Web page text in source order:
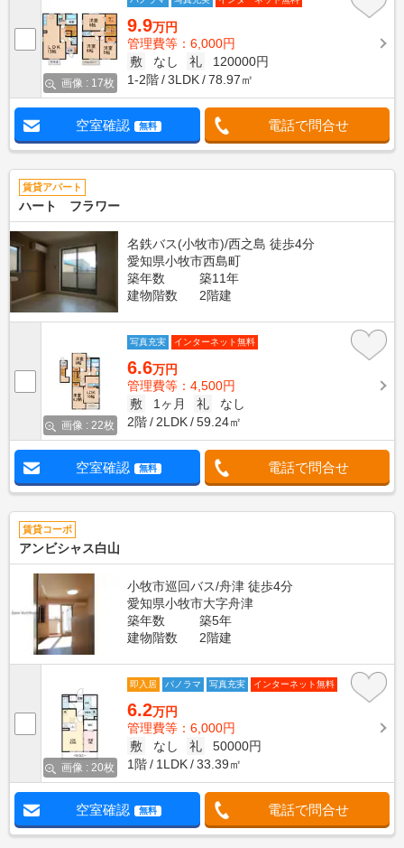
画像 : 17枚
9.9万円
管理費等：6,000円
敷
なし 礼
120000円
1-2階
3LDK 78.97㎡
空室確認 無料 電話で問合せ
賃貸アパート
ハート フラワー
名鉄バス(小牧市)/西之島 徒歩4分
愛知県小牧市西島町
築年数
築11年
建物階数
2階建
画像 : 22枚
写真充実 インターネット無料
6.6万円
管理費等：4,500円
敷
1ヶ月 礼
なし
2階
2LDK 59.24㎡
空室確認 無料 電話で問合せ
賃貸コーポ
アンビシャス白山
小牧市巡回バス/舟津 徒歩4分
愛知県小牧市大字舟津
築年数
築5年
建物階数
2階建
画像 : 20枚
即入居 パノラマ 写真充実 インターネット無料
6.2万円
管理費等：6,000円
敷
なし 礼
50000円
1階
1LDK 33.39㎡
空室確認 無料 電話で問合せ